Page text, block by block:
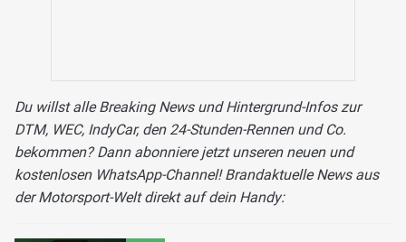
Du willst alle Breaking News und Hintergrund-Infos zur
DTM, WEC, IndyCar, den 24-Stunden-Rennen und Co.
bekommen? Dann abonniere jetzt unseren neuen und
kostenlosen WhatsApp-Channel! Brandaktuelle News aus
der Motorsport-Welt direkt auf dein Handy: